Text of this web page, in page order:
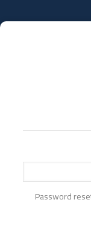
Password